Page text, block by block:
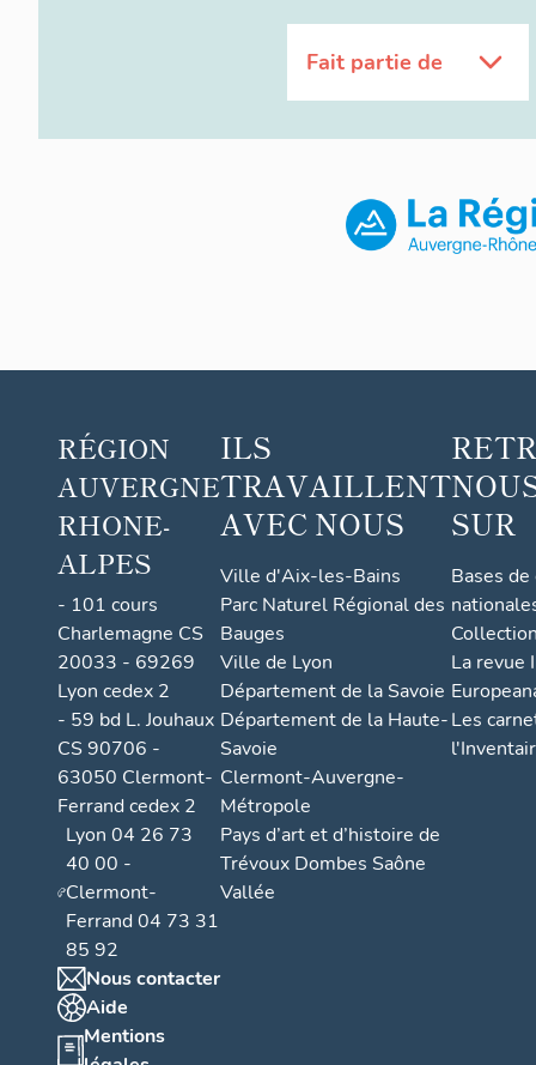
Fait partie de
RÉGION
AUVERGNE
RHONE-
ALPES
- 101 cours
Charlemagne CS
20033 - 69269
Lyon cedex 2
- 59 bd L. Jouhaux
CS 90706 -
63050 Clermont-
Ferrand cedex 2
Lyon 04 26 73
40 00 -
Clermont-
Ferrand 04 73 31
85 92
Nous contacter
Aide
Mentions
ILS
TRAVAILLENT
AVEC NOUS
Ville d'Aix-les-Bains
Parc Naturel Régional des
Bauges
Ville de Lyon
Département de la Savoie
Département de la Haute-
Savoie
Clermont-Auvergne-
Métropole
Pays d’art et d’histoire de
Trévoux Dombes Saône
Vallée
SUR
Bases
La revue
Les